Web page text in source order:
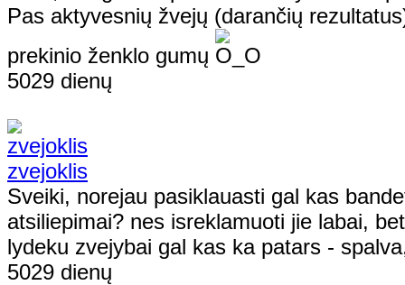
Pas aktyvesnių žvejų (darančių
prekinio ženklo gumų
5029 dienų
zvejoklis
Sveiki, norejau pasiklauasti gal kas
atsiliepimai? nes isreklamuoti jie labai,
lydeku zvejybai gal kas ka patars -
5029 dienų